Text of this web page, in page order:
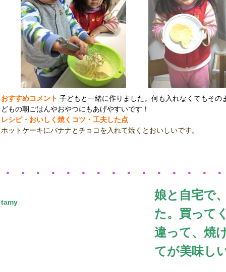
おすすめコメント 子どもと一緒に作りました。何も入れなくてもそ
どもの朝ごはんやおやつにもあげやすいです！
レシピ・おいしく焼くコツ・工夫した点
ホットケーキにバナナとチョコを入れて焼くとおいしいです。
・・・・・・・・・・・・・・
tamy
娘と自宅で
た。買って
違って、焼
てが美味し